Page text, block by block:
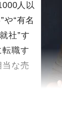
人以
や“有名
社”す
職す
な売